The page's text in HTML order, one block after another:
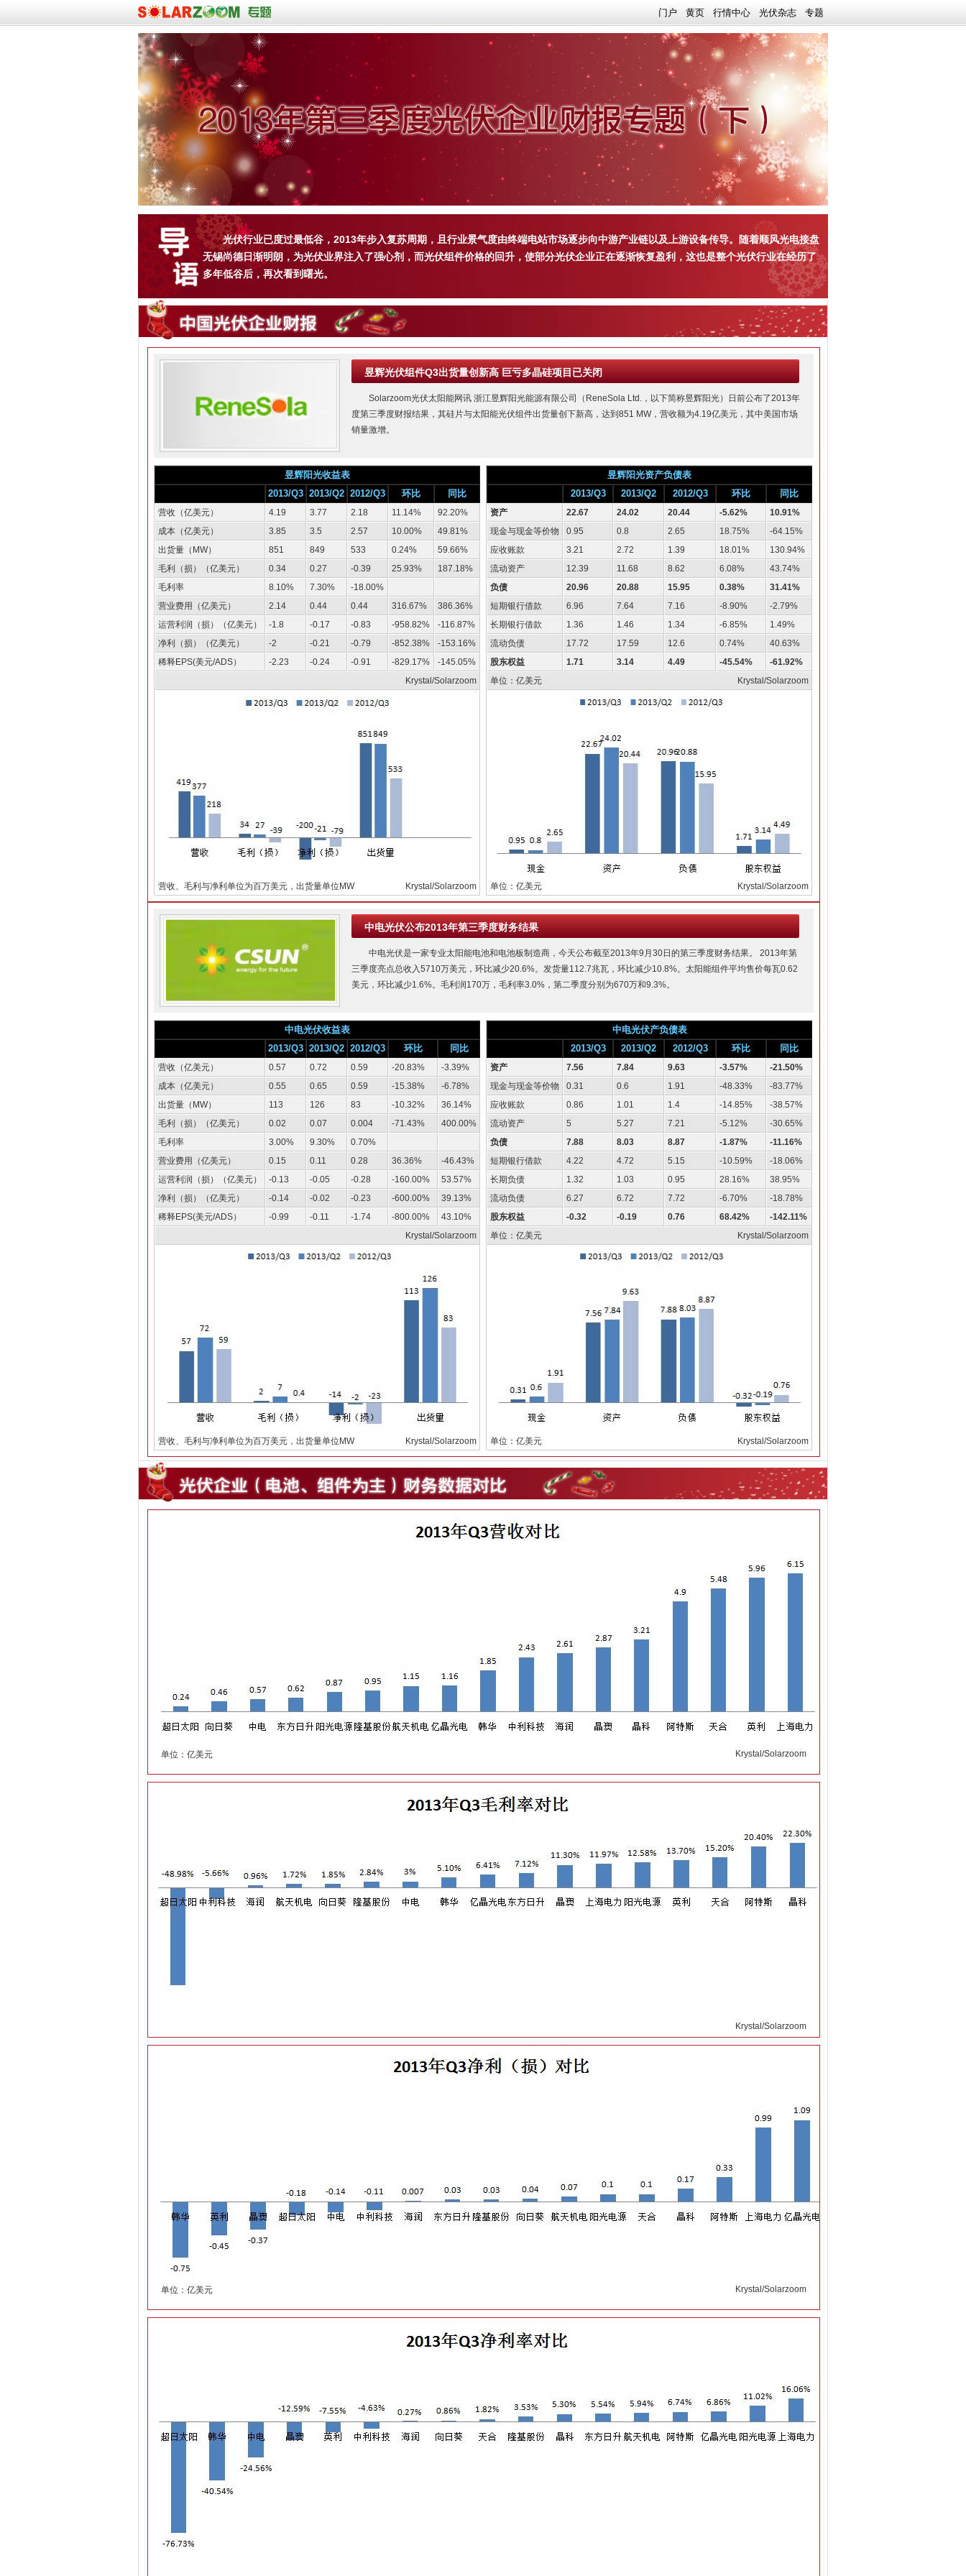
门户 黄页 行情中心 光伏杂志 专题
光伏行业已度过最低谷，2013年步入复苏周期，且行业景气度由终端电站市场逐步向中游产业链以及上游设备传导。随着顺风光电接盘
无锡尚德日渐明朗，为光伏业界注入了强心剂，而光伏组件价格的回升，使部分光伏企业正在逐渐恢复盈利，这也是整个光伏行业在经历了
多年低谷后，再次看到曙光。
昱辉光伏组件Q3出货量创新高 巨亏多晶硅项目已关闭
Solarzoom光伏太阳能网讯 浙江昱辉阳光能源有限公司（ReneSola Ltd.，以下简称昱辉阳光）日前公布了2013年
度第三季度财报结果，其硅片与太阳能光伏组件出货量创下新高，达到851 MW，营收额为4.19亿美元，其中美国市场
销量激增。
昱辉阳光收益表
2013/Q3 2013/Q2 2012/Q3 环比 同比
营收（亿美元） 4.19 3.77 2.18 11.14%
92.20%
成本（亿美元）
3.85 3.5 2.57 10.00%
49.81%
出货量（MW）
851 849 533 0.24%
59.66%
毛利（损）（亿美元）
0.34 0.27 -0.39 25.93%
187.18%
毛利率
8.10% 7.30%
-18.00%
营业费用（亿美元）
2.14 0.44 0.44 316.67%
386.36%
运营利润（损）（亿美元）
-1.8 -0.17 -0.83 -958.82%
-116.87%
净利（损）（亿美元）
-2 -0.21 -0.79 -852.38%
-153.16%
稀释EPS(美元/ADS）
-2.23 -0.24 -0.91 -829.17%
-145.05%
Krystal/Solarzoom
营收、毛利与净利单位为百万美元，出货量单位MW Krystal/Solarzoom
昱辉阳光资产负债表
2013/Q3
2013/Q2 2012/Q3 环比 同比
资产 22.67 24.02 20.44 -5.62%
10.91%
现金与现金等价物
0.95 0.8 2.65 18.75%
-64.15%
应收账款
3.21 2.72 1.39 18.01%
130.94%
流动资产
12.39 11.68 8.62 6.08%
43.74%
负债
20.96 20.88 15.95 0.38%
31.41%
短期银行借款
6.96 7.64 7.16 -8.90%
-2.79%
长期银行借款
1.36 1.46 1.34 -6.85%
1.49%
流动负债
17.72 17.59 12.6 0.74%
40.63%
股东权益
1.71 3.14 4.49 -45.54%
-61.92%
单位：亿美元
Krystal/Solarzoom
单位：亿美元 Krystal/Solarzoom
中电光伏公布2013年第三季度财务结果
中电光伏是一家专业太阳能电池和电池板制造商，今天公布截至2013年9月30日的第三季度财务结果。 2013年第
三季度亮点总收入5710万美元，环比减少20.6%。发货量112.7兆瓦，环比减少10.8%。太阳能组件平均售价每瓦0.62
美元，环比减少1.6%。毛利润170万，毛利率3.0%，第二季度分别为670万和9.3%。
中电光伏收益表
2013/Q3 2013/Q2 2012/Q3 环比 同比
营收（亿美元） 0.57 0.72 0.59 -20.83%
-3.39%
成本（亿美元）
0.55 0.65 0.59 -15.38%
-6.78%
出货量（MW）
113 126 83 -10.32%
36.14%
毛利（损）（亿美元）
0.02 0.07 0.004 -71.43%
400.00%
毛利率
3.00% 9.30%
0.70%
营业费用（亿美元）
0.15 0.11 0.28 36.36%
-46.43%
运营利润（损）（亿美元）
-0.13 -0.05 -0.28 -160.00%
53.57%
净利（损）（亿美元）
-0.14 -0.02 -0.23 -600.00%
39.13%
稀释EPS(美元/ADS）
-0.99 -0.11 -1.74 -800.00%
43.10%
Krystal/Solarzoom
营收、毛利与净利单位为百万美元，出货量单位MW Krystal/Solarzoom
中电光伏产负债表
2013/Q3
2013/Q2 2012/Q3 环比 同比
资产 7.56 7.84 9.63 -3.57%
-21.50%
现金与现金等价物
0.31 0.6 1.91 -48.33%
-83.77%
应收账款
0.86 1.01 1.4 -14.85%
-38.57%
流动资产
5 5.27 7.21 -5.12%
-30.65%
负债
7.88 8.03 8.87 -1.87%
-11.16%
短期银行借款
4.22 4.72 5.15 -10.59%
-18.06%
长期负债
1.32 1.03 0.95 28.16%
38.95%
流动负债
6.27 6.72 7.72 -6.70%
-18.78%
股东权益
-0.32 -0.19 0.76 68.42%
-142.11%
单位：亿美元
Krystal/Solarzoom
单位：亿美元 Krystal/Solarzoom
Krystal/Solarzoom
单位：亿美元
Krystal/Solarzoom
Krystal/Solarzoom
单位：亿美元